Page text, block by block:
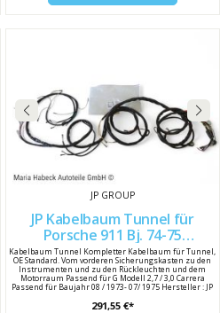
JP GROUP
JP Kabelbaum Tunnel für
Porsche 911 Bj. 74-75
1699900610 91161200126
Kabelbaum Tunnel Kompletter Kabelbaum für Tunnel,
OE Standard. Vom vorderen Sicherungskasten zu den
Instrumenten und zu den Rückleuchten und dem
Motorraum Passend für G Modell 2,7 / 3,0 Carrera
Passend für Baujahr 08 / 1973- 07/ 1975 Hersteller : JP
Vergleichsnummer : 911 612 001 26 / 91161200126
291,55 €*